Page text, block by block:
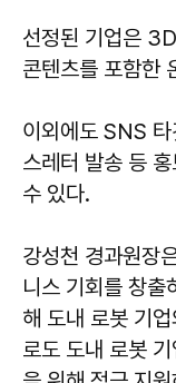
선정된 기업은
콘텐츠를 포함한
이외에도 SNS
스레터 발송 등
수 있다.
강성천 경과원장
니스 기회를 창출
해 도내 로봇 기
로도 도내 로봇